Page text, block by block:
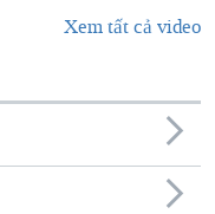
Xem tất cả video